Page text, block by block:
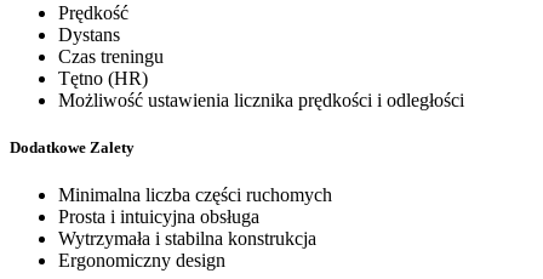
Prędkość
Dystans
Czas treningu
Tętno (HR)
Możliwość ustawienia licznika prędkości i odległości
Dodatkowe Zalety
Minimalna liczba części ruchomych
Prosta i intuicyjna obsługa
Wytrzymała i stabilna konstrukcja
Ergonomiczny design